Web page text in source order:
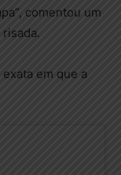
comentou um
em que a